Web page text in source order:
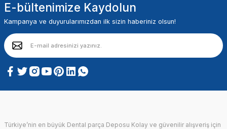
E-bültenimize Kaydolun
Kampanya ve duyurularımızdan ilk sizin haberiniz olsun!
Türkiye’nin en büyük Dental parça Deposu Kolay ve güvenilir alışveriş için